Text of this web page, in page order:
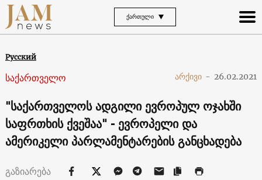
ᲥᲐᲠᲗᲣᲚᲘ
Русский
საქართველო არქივი - 26.02.2021
"საქართველოს ადგილი ევროპულ ოჯახში
საფრთხის ქვეშაა" - ევროპელი და
ამერიკელი პარლამენტარების განცხადება
გაზიარება